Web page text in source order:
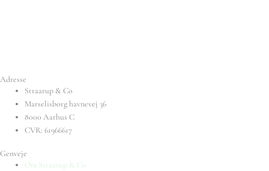
Adresse
Straarup & Co
Marselisborg havnevej 36
8000 Aarhus C
CVR: 61966617
Genveje
Om Straarup & Co